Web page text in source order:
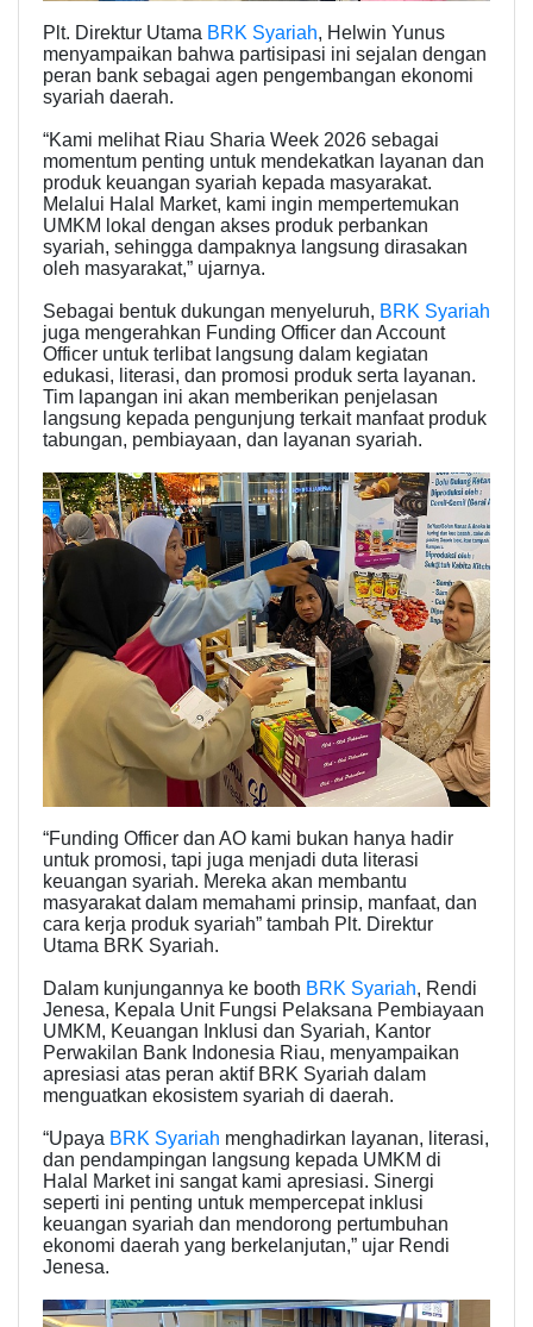
Plt. Direktur Utama BRK Syariah, Helwin Yunus
menyampaikan bahwa partisipasi ini sejalan dengan
peran bank sebagai agen pengembangan ekonomi
syariah daerah.
“Kami melihat Riau Sharia Week 2026 sebagai
momentum penting untuk mendekatkan layanan dan
produk keuangan syariah kepada masyarakat.
Melalui Halal Market, kami ingin mempertemukan
UMKM lokal dengan akses produk perbankan
syariah, sehingga dampaknya langsung dirasakan
oleh masyarakat,” ujarnya.
Sebagai bentuk dukungan menyeluruh, BRK Syariah
juga mengerahkan Funding Officer dan Account
Officer untuk terlibat langsung dalam kegiatan
edukasi, literasi, dan promosi produk serta layanan.
Tim lapangan ini akan memberikan penjelasan
langsung kepada pengunjung terkait manfaat produk
tabungan, pembiayaan, dan layanan syariah.
“Funding Officer dan AO kami bukan hanya hadir
untuk promosi, tapi juga menjadi duta literasi
keuangan syariah. Mereka akan membantu
masyarakat dalam memahami prinsip, manfaat, dan
cara kerja produk syariah” tambah Plt. Direktur
Utama BRK Syariah.
Dalam kunjungannya ke booth BRK Syariah, Rendi
Jenesa, Kepala Unit Fungsi Pelaksana Pembiayaan
UMKM, Keuangan Inklusi dan Syariah, Kantor
Perwakilan Bank Indonesia Riau, menyampaikan
apresiasi atas peran aktif BRK Syariah dalam
menguatkan ekosistem syariah di daerah.
“Upaya BRK Syariah menghadirkan layanan, literasi,
dan pendampingan langsung kepada UMKM di
Halal Market ini sangat kami apresiasi. Sinergi
seperti ini penting untuk mempercepat inklusi
keuangan syariah dan mendorong pertumbuhan
ekonomi daerah yang berkelanjutan,” ujar Rendi
Jenesa.